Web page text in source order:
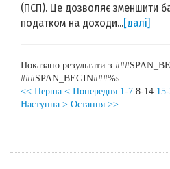
(ПСП). Це дозволяє зменшити
податком на доходи...[далі]
Показано результати з
###SPAN_BEGIN###%s
<< Перша < Попередня 1-7 8-14
Наступна > Остання >>